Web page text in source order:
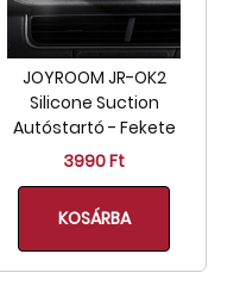
JOYROOM JR-OK2
Silicone Suction
Autóstartó - Fekete
3990 Ft
KOSÁRBA